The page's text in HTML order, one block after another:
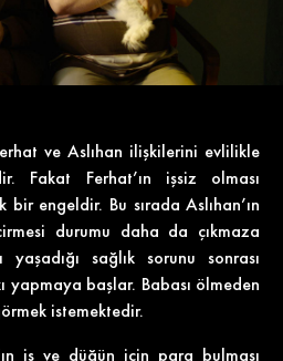
ve Aslıhan ilişkilerini evlilikle
Fakat Ferhat’ın işsiz olması
engeldir. Bu sırada Aslıhan’ın
durumu daha da çıkmaza
yaşadığı sağlık sorunu sonrası
yapmaya başlar. Babası ölmeden
istemektedir.
iş ve düğün için para bulması